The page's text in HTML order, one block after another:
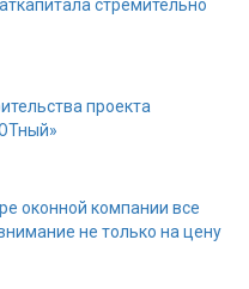
стремительно
проекта
оконной компании все
не только на цену